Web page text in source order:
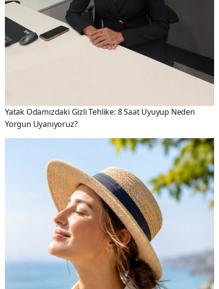
Yatak Odamızdaki Gizli Tehlike: 8 Saat Uyuyup Neden
Yorgun Uyanıyoruz?